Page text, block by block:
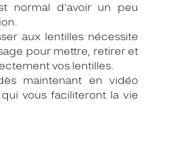
normal d'avoir un peu
aux lentilles nécessite
pour mettre, retirer et
vos lentilles.
maintenant en vidéo
vous faciliteront la vie